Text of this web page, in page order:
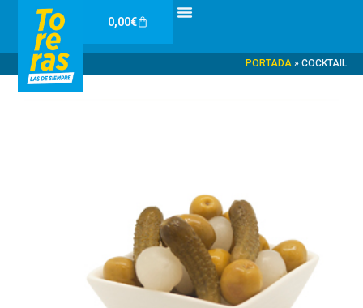
contenido
0,00€Carrito
PORTADA » COCKTAIL